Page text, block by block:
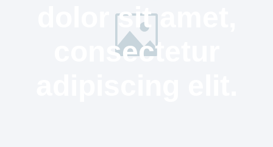
dolor sit amet,
consectetur